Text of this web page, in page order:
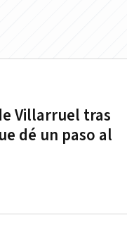
Villarruel tras
dé un paso al